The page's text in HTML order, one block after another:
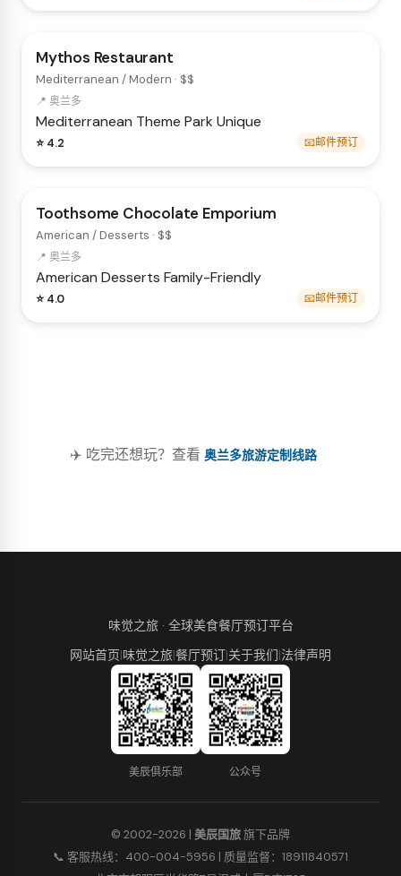
Mythos Restaurant
Mediterranean / Modern · $$
📍 奥兰多
Mediterranean Theme Park Unique
⭐ 4.2 📧邮件预订
Toothsome Chocolate Emporium
American / Desserts · $$
📍 奥兰多
American Desserts Family-Friendly
⭐ 4.0 📧邮件预订
✈️ 吃完还想玩？查看 奥兰多旅游定制线路
味觉之旅 · 全球美食餐厅预订平台
网站首页|味觉之旅|餐厅预订|关于我们|法律声明
美辰俱乐部 公众号
© 2002-2026 | 美辰国旅旗下品牌
📞 客服热线：400-004-5956 | 质量监督：18911840571